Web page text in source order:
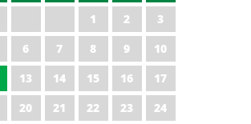
1 2
3
6 7 8 9
10
13 14 15 16
17
20 21 22 23
24